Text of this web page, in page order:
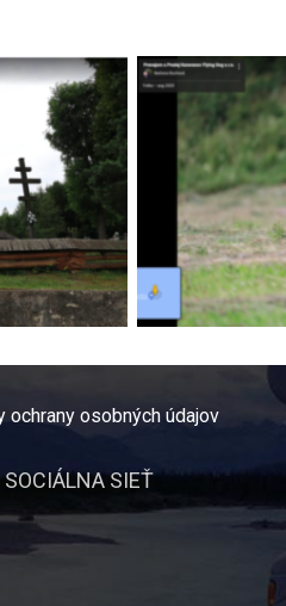
ochrany osobných údajov
SOCIÁLNA SIEŤ